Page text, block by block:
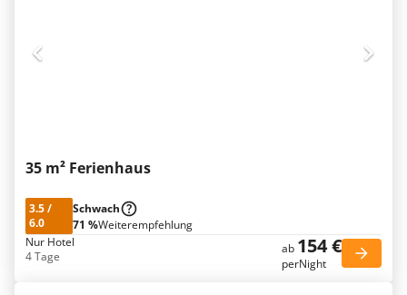
35 m² Ferienhaus
3.5/
6.0
Schwach
71 %Weiterempfehlung
Nur Hotel
4 Tage
ab 154 €
perNight